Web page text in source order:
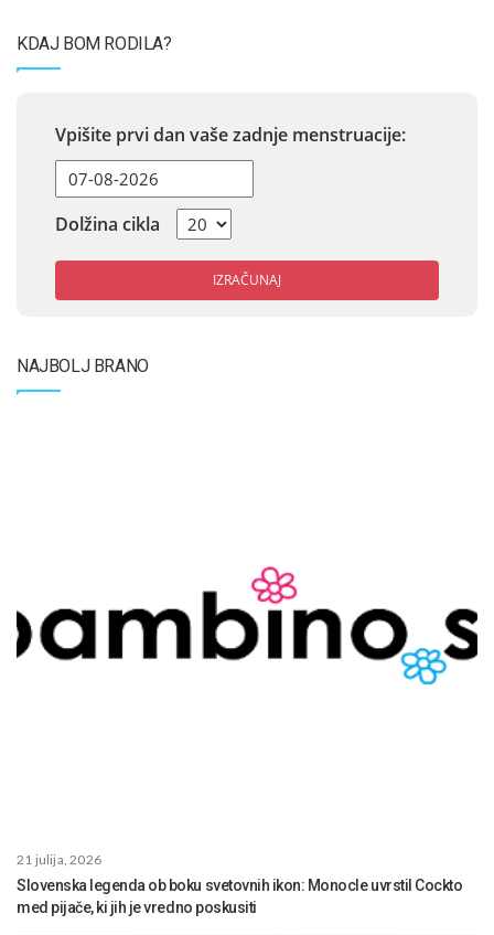
KDAJ BOM RODILA?
Vpišite prvi dan vaše zadnje menstruacije:
Dolžina cikla
IZRAČUNAJ
NAJBOLJ BRANO
21 julija, 2026
Slovenska legenda ob boku svetovnih ikon: Monocle uvrstil Cockto
med pijače, ki jih je vredno poskusiti